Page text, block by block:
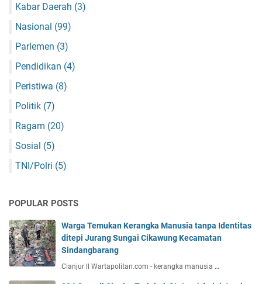
Kabar Daerah (3)
Nasional (99)
Parlemen (3)
Pendidikan (4)
Peristiwa (8)
Politik (7)
Ragam (20)
Sosial (5)
TNI/Polri (5)
POPULAR POSTS
Warga Temukan Kerangka Manusia tanpa Identitas
ditepi Jurang Sungai Cikawung Kecamatan
Sindangbarang
Cianjur ll Wartapolitan.com - kerangka manusia …